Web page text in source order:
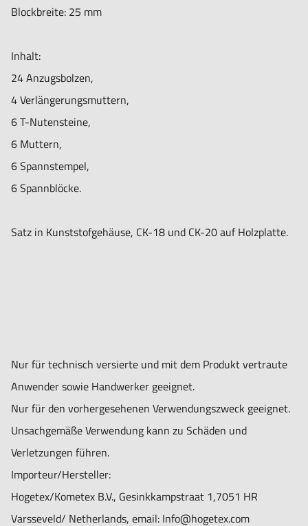
Blockbreite: 25 mm
Inhalt:
24 Anzugsbolzen,
4 Verlängerungsmuttern,
6 T-Nutensteine,
6 Muttern,
6 Spannstempel,
6 Spannblöcke.
Satz in Kunststofgehäuse, CK-18 und CK-20 auf Holzplatte.
Nur für technisch versierte und mit dem Produkt vertraute
Anwender sowie Handwerker geeignet.
Nur für den vorhergesehenen Verwendungszweck geeignet.
Unsachgemäße Verwendung kann zu Schäden und
Verletzungen führen.
Importeur/Hersteller:
Hogetex/Kometex B.V., Gesinkkampstraat 1,7051 HR
Varsseveld/ Netherlands, email: Info@hogetex.com